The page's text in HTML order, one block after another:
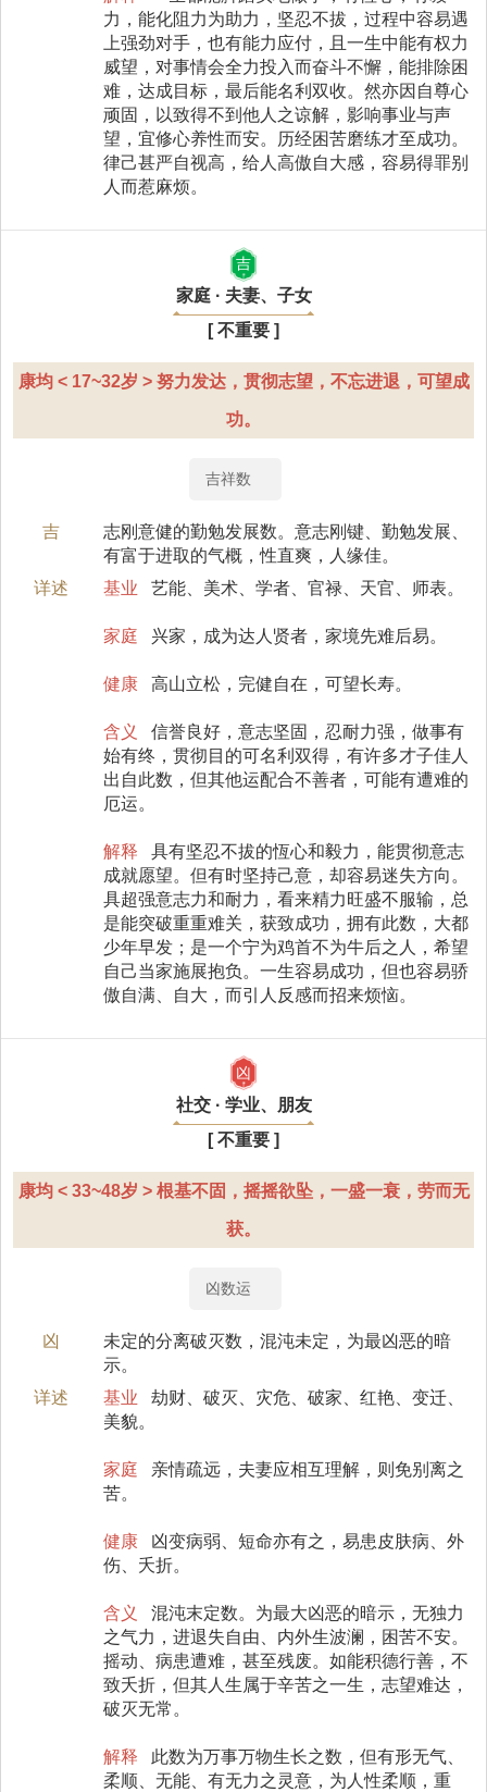
力，能化阻力为助力，坚忍不拔，过程中容易遇
上强劲对手，也有能力应付，且一生中能有权力
威望，对事情会全力投入而奋斗不懈，能排除困
难，达成目标，最后能名利双收。然亦因自尊心
顽固，以致得不到他人之谅解，影响事业与声
望，宜修心养性而安。历经困苦磨练才至成功。
律己甚严自视高，给人高傲自大感，容易得罪别
人而惹麻烦。
吉
家庭 · 夫妻、子女
[ 不重要 ]
康均 < 17~32岁 > 努力发达，贯彻志望，不忘进退，可望成
功。
吉祥数
吉
志刚意健的勤勉发展数。意志刚键、勤勉发展、
有富于进取的气概，性直爽，人缘佳。
详述
基业 艺能、美术、学者、官禄、天官、师表。
家庭 兴家，成为达人贤者，家境先难后易。
健康 高山立松，完健自在，可望长寿。
含义
信誉良好，意志坚固，忍耐力强，做事有
始有终，贯彻目的可名利双得，有许多才子佳人
出自此数，但其他运配合不善者，可能有遭难的
厄运。
解释
具有坚忍不拔的恆心和毅力，能贯彻意志
成就愿望。但有时坚持己意，却容易迷失方向。
具超强意志力和耐力，看来精力旺盛不服输，总
是能突破重重难关，获致成功，拥有此数，大都
少年早发；是一个宁为鸡首不为牛后之人，希望
自己当家施展抱负。一生容易成功，但也容易骄
傲自满、自大，而引人反感而招来烦恼。
凶
社交 · 学业、朋友
[ 不重要 ]
康均 < 33~48岁 > 根基不固，摇摇欲坠，一盛一衰，劳而无
获。
凶数运
凶
未定的分离破灭数，混沌未定，为最凶恶的暗
示。
详述
基业
劫财、破灭、灾危、破家、红艳、变迁、
美貌。
家庭
亲情疏远，夫妻应相互理解，则免别离之
苦。
健康
凶变病弱、短命亦有之，易患皮肤病、外
伤、夭折。
含义
混沌末定数。为最大凶恶的暗示，无独力
之气力，进退失自由、内外生波澜，困苦不安。
摇动、病患遭难，甚至残废。如能积德行善，不
致夭折，但其人生属于辛苦之一生，志望难达，
破灭无常。
解释
此数为万事万物生长之数，但有形无气、
柔顺、无能、有无力之灵意，为人性柔顺，重